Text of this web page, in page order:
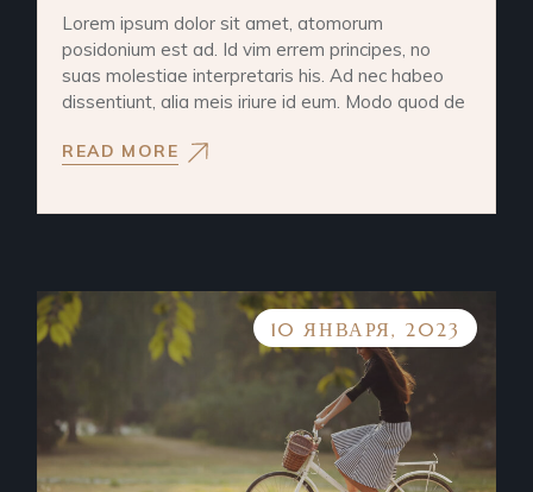
Lorem ipsum dolor sit amet, atomorum
posidonium est ad. Id vim errem principes, no
suas molestiae interpretaris his. Ad nec habeo
dissentiunt, alia meis iriure id eum. Modo quod de
READ MORE
10 ЯНВАРЯ, 2023